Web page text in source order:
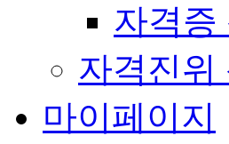
자격증
자격진위
마이페이지